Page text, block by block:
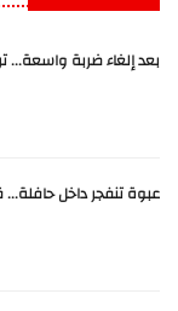
بعد إلغاء ضربة واسعة...
عبوة تنفجر داخل